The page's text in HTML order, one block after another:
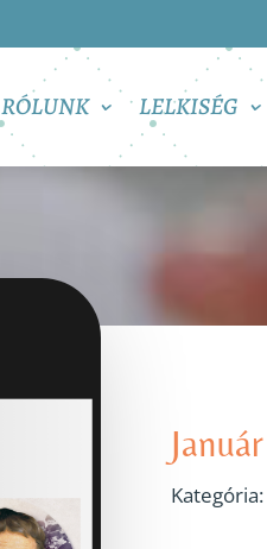
RÓLUNK LELKISÉG
Kategória: